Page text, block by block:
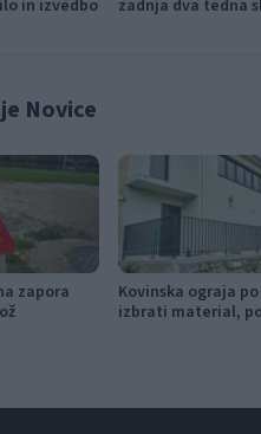
in izvedbo
zadnja dva tedna
Novice
zapora
Kovinska ograja
izbrati material,